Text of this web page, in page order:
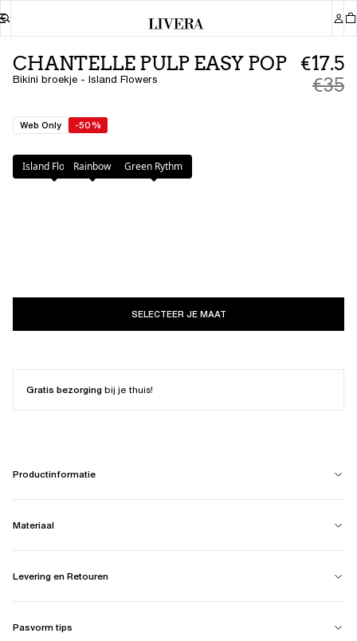
CHANTELLE PULP EASY POP
Bikini broekje - Island Flowers
€17.5
€35
Web Only -50%
Kleur: Island Flowers
Island FlowersRainbow Green Rythm
SELECTEER JE MAAT
Gratis bezorgingbij je thuis!
Productinformatie
Materiaal
Levering en Retouren
Pasvorm tips